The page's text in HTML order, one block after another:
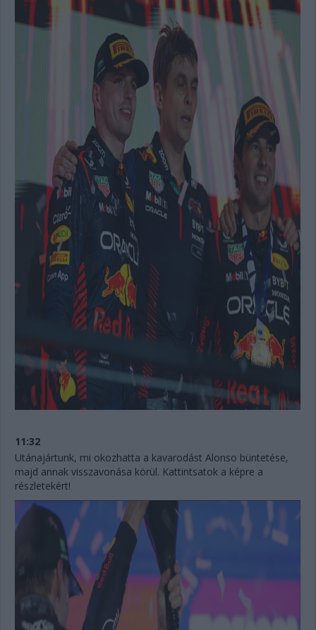
11:32
Utánajártunk, mi okozhatta a kavarodást Alonso büntetése,
majd annak visszavonása körül. Kattintsatok a képre a
részletekért!